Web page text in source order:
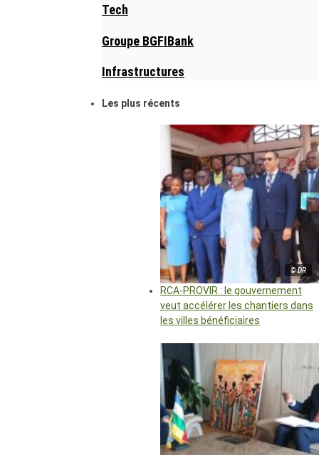
Tech
Groupe BGFIBank
Infrastructures
Les plus récents
© DR
RCA-PROVIR : le gouvernement
veut accélérer les chantiers dans
les villes bénéficiaires